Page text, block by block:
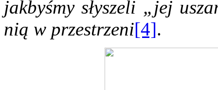
jakbyśmy słyszeli „jej
nią w przestrzeni[4].